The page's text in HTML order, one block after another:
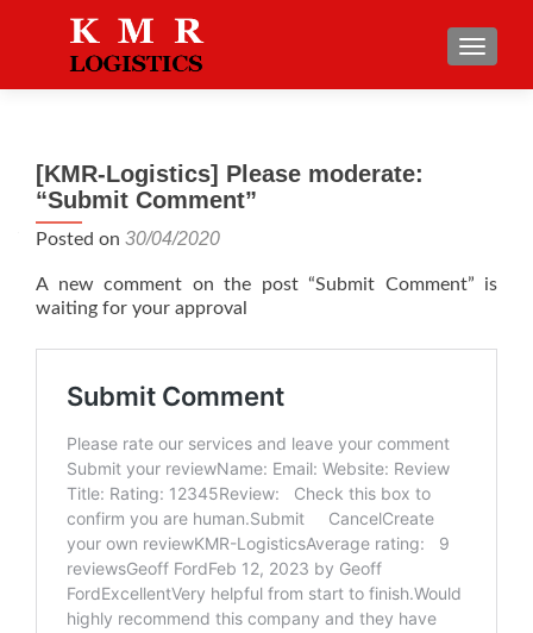
[KMR-Logistics] Please moderate:
“Submit Comment”
Posted on 30/04/2020
A new comment on the post “Submit Comment” is
waiting for your approval